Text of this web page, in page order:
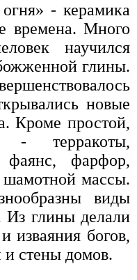
- керамика
времена. Много
научился
глины.
новые
Кроме простой,
- терракоты,
фаянс, фарфор,
шамотной массы.
виды
Из глины делали
изваяния богов,
и стены домов.